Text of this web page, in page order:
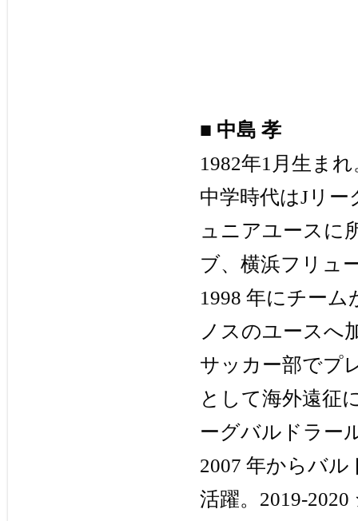
■ 中島 孝
1982年1月生ま
中学時代はJリ
ュニアユースに
ブ、横浜フリュ
1998 年にチー
ノスのユースへ
サッカー部でプ
として海外遠征
ーグバルドラー
2007 年からバ
活躍。2019-